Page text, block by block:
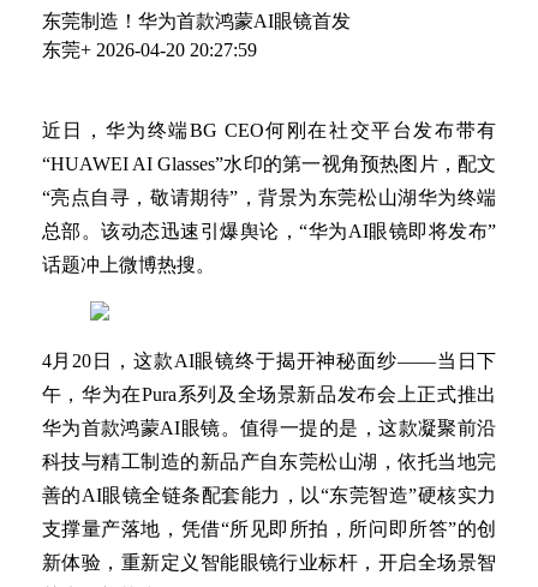
东莞制造！华为首款鸿蒙AI眼镜首发
东莞+ 2026-04-20 20:27:59
近日，华为终端BG CEO何刚在社交平台发布带有
“HUAWEI AI Glasses”水印的第一视角预热图片，配文
“亮点自寻，敬请期待”，背景为东莞松山湖华为终端
总部。该动态迅速引爆舆论，“华为AI眼镜即将发布”
话题冲上微博热搜。
4月20日，这款AI眼镜终于揭开神秘面纱——当日下
午，华为在Pura系列及全场景新品发布会上正式推出
华为首款鸿蒙AI眼镜。值得一提的是，这款凝聚前沿
科技与精工制造的新品产自东莞松山湖，依托当地完
善的AI眼镜全链条配套能力，以“东莞智造”硬核实力
支撑量产落地，凭借“所见即所拍，所问即所答”的创
新体验，重新定义智能眼镜行业标杆，开启全场景智